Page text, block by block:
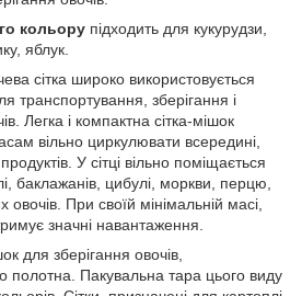
кольору підходить для кукурудзи,
яблук.
сітка широко використовується
транспортування, зберігання і
Легка і компактна сітка-мішок
вільно циркулювати всередині,
У сітці вільно поміщається
баклажанів, цибулі, моркви, перцю,
овочів. При своїй мінімальній масі,
значні навантаження.
для зберігання овочів,
полотна. Пакувальна тара цього виду